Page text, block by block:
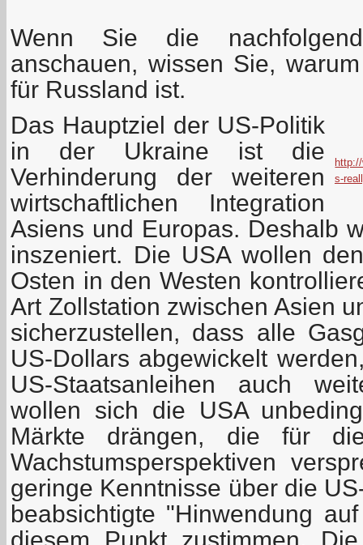
Wenn Sie die
anschauen, wissen Sie,
für Russland ist.
s-
Das Hauptziel der US-Politik
in der Ukraine ist die
Verhinderung der weiteren
wirtschaftlichen Integration
Asiens und Europas. Deshalb
inszeniert. Die USA wollen
Osten in den Westen
Art Zollstation zwischen Asien
sicherzustellen, dass alle
US-Dollars abgewickelt
US-Staatsanleihen auch
wollen sich die USA
Märkte drängen, die für
Wachstumsperspektiven
geringe Kenntnisse über die
beabsichtigte "Hinwendung
diesem Punkt zustimmen.